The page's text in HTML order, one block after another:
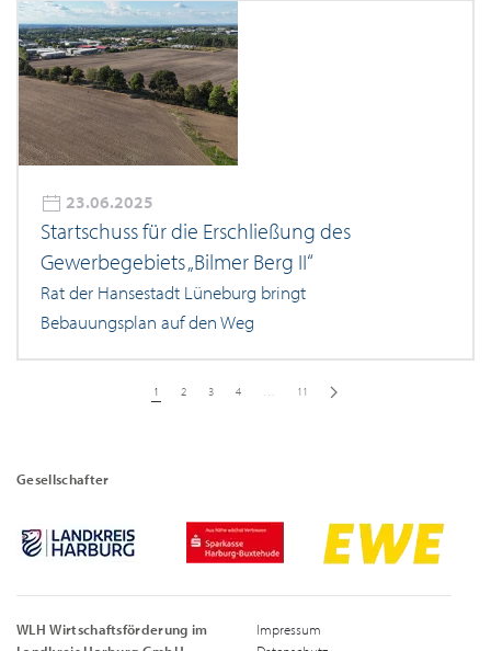
23.06.2025
Startschuss für die Erschließung des
Gewerbegebiets „Bilmer Berg II“
Rat der Hansestadt Lüneburg bringt
Bebauungsplan auf den Weg
1 2 3 4 … 11
Gesellschafter
WLH Wirtschaftsförderung im
Impressum